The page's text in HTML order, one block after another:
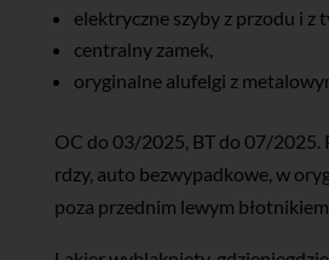
elektryczne szyby z przodu i z
centralny zamek,
oryginalne alufelgi z
OC do 03/2025, BT do 07/2025.
rdzy, auto bezwypadkowe, w
poza przednim lewym błotnikiem.